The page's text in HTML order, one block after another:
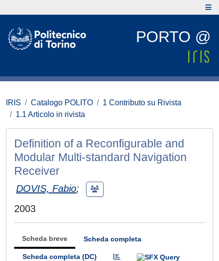
PORTO @
IRIS Catalogo POLITO
1 Contributo su Rivista
1.1 Articolo in rivista
Definition of a Reconfigurable and
Modular Multi-standard Navigation
Receiver
DOVIS, Fabio;
2003
Scheda breve Scheda completa
Scheda completa (DC)